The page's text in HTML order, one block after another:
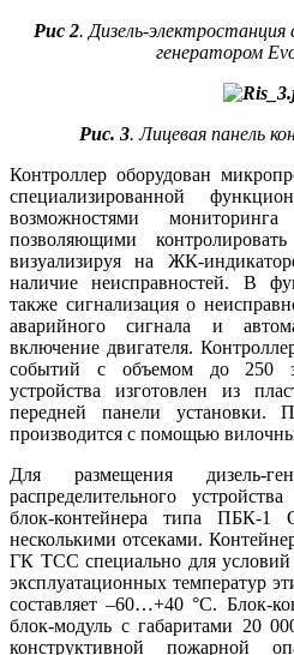
Рис 2. Дизель-электростанция
генератором
Рис. 3. Лицевая панель
Контроллер оборудован
специализированной
возможностями
позволяющими
визуализируя на ЖК-
наличие неисправностей. В
также сигнализация о
аварийного сигнала и
включение двигателя.
событий с объемом до 250
устройства изготовлен из
передней панели установки.
производится с помощью
Для размещения дизель-
распределительного
блок-контейнера ти­па
несколькими отсеками.
ГК ТСС специально для условий
эксплуатационных температур
составляет –60…+40 °C. Блок-
блок-модуль с габаритами 20
конструктивной пожарной